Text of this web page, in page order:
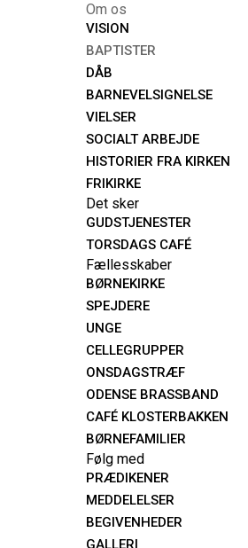
Om os
VISION
BAPTISTER
DÅB
BARNEVELSIGNELSE
VIELSER
SOCIALT ARBEJDE
HISTORIER FRA KIRKEN
FRIKIRKE
Det sker
GUDSTJENESTER
TORSDAGS CAFÉ
Fællesskaber
BØRNEKIRKE
SPEJDERE
UNGE
CELLEGRUPPER
ONSDAGSTRÆF
ODENSE BRASSBAND
CAFÉ KLOSTERBAKKEN
BØRNEFAMILIER
Følg med
PRÆDIKENER
MEDDELELSER
BEGIVENHEDER
GALLERI